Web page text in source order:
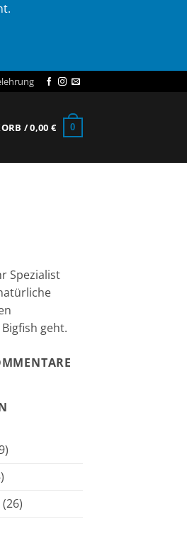
/0,00 € 0
Spezialist
geht.
(26)